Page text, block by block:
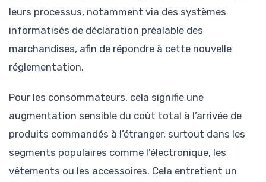
leurs processus, notamment via des systèmes
informatisés de déclaration préalable des
marchandises, afin de répondre à cette nouvelle
réglementation.
Pour les consommateurs, cela signifie une
augmentation sensible du coût total à l’arrivée de
produits commandés à l’étranger, surtout dans les
segments populaires comme l’électronique, les
vêtements ou les accessoires. Cela entretient un